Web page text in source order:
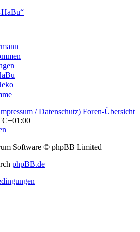
/ Datenschutz) Foren-Übersicht
Software © phpBB Limited
phpBB.de